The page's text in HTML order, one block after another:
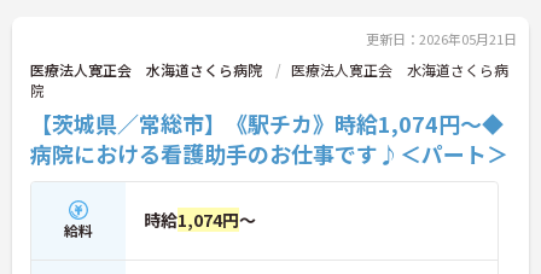
更新日：2026年05月21日
医療法人寛正会 水海道さくら病院
医療法人寛正会 水海道さくら病
院
【茨城県／常総市】《駅チカ》時給1,074円～◆
病院における看護助手のお仕事です♪＜パート＞
給料 時給1,074円～